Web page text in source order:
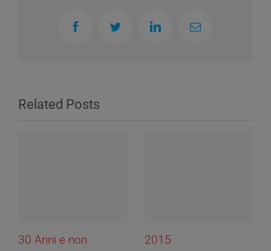
FacebookTwitter LinkedInEmail
Related Posts
30 Anni e non
2015